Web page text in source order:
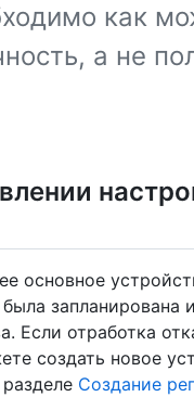
как
а не
основное
запланирована
Если отработка
создать новое
Создание